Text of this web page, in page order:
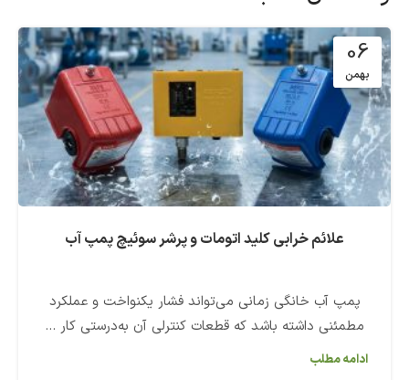
06
بهمن
علائم خرابی کلید اتومات و پرشر سوئیچ پمپ آب
پمپ آب خانگی زمانی می‌تواند فشار یکنواخت و عملکرد
مطمئنی داشته باشد که قطعات کنترلی آن به‌درستی کار ...
ادامه مطلب